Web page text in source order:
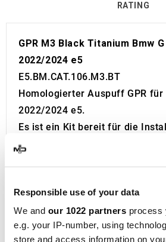
Responsible use of your data
We and our 1022 partners process
e.g. your IP-number, using
store and access information on
RATING
GPR M3 Black Titanium Bmw G
2022/2024 e5
E5.BM.CAT.106.M3.BT
Homologierter Auspuff GPR für
2022/2024 e5.
Es ist ein Kit bereit für die
Änderungen erforderlich.
Europäische Zulassung mit
Der Katalysator ist im
Made in Italy 100%.
2 Jahre Garantie.